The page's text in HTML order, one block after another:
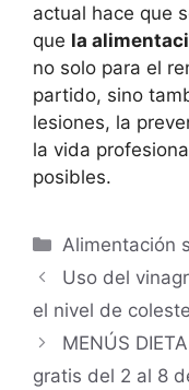
actual hace que
que la
no solo para el
partido, sino
lesiones, la
la vida
posibles.
Alimentación
Uso del
el nivel de
MENÚS
gratis del 2 al 8